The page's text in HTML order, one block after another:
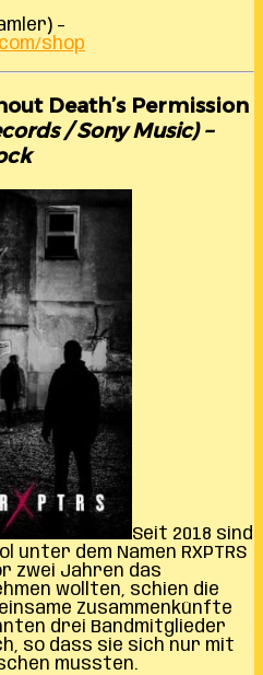
–
shop
Death’s Permission
/ Sony Music) –
Seit 2018 sind
dem Namen RXPTRS
zwei Jahren das
wollten, schien die
Zusammenkünfte
drei Bandmitglieder
so dass sie sich nur mit
mussten.